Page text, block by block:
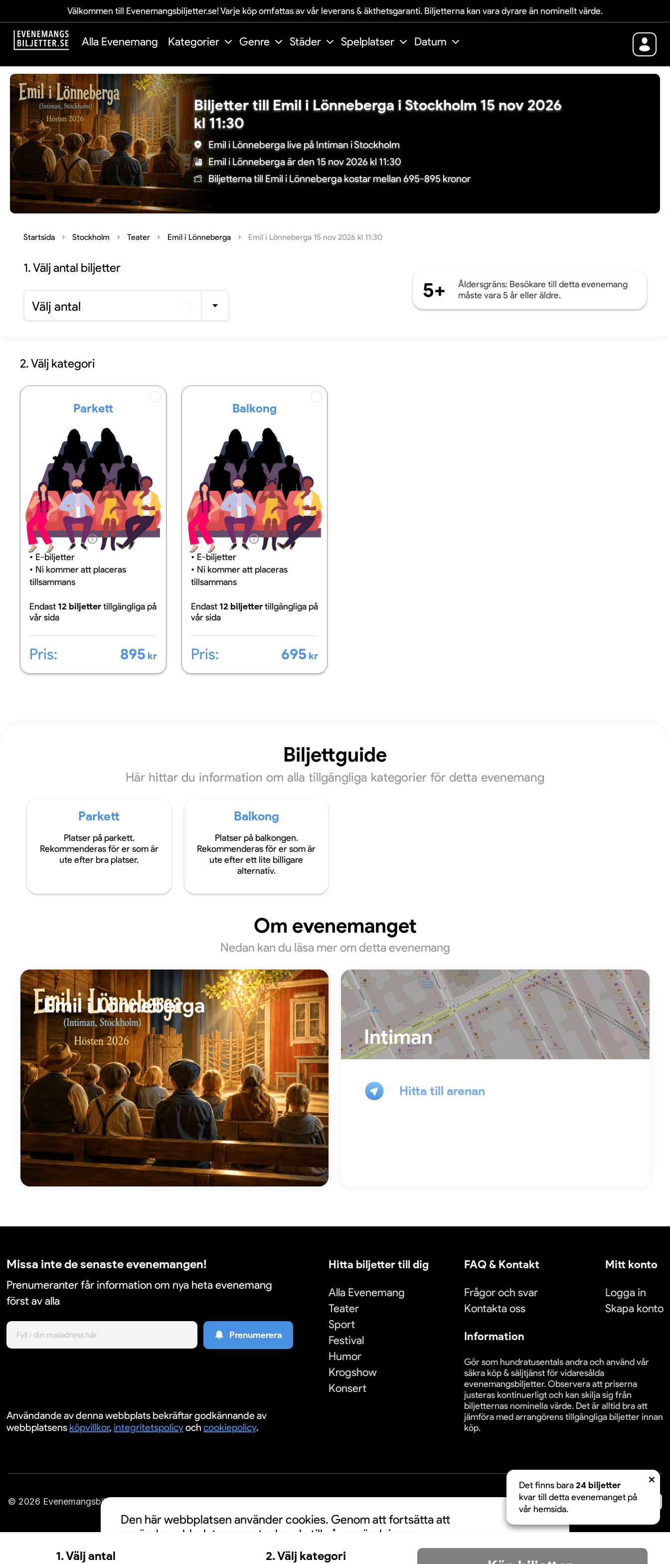
Välkommen till Evenemangsbiljetter.se! Varje köp omfattas av vår leverans & äkthetsgaranti. Biljetterna kan vara dyrare än nominellt värde.
Alla Evenemang Kategorier Genre Städer Spelplatser Datum
Biljetter till Emil i Lönneberga i Stockholm 15 nov 2026
kl 11:30
Emil i Lönneberga live på Intiman i Stockholm
Emil i Lönneberga är den 15 nov 2026 kl 11:30
Biljetterna till Emil i Lönneberga kostar mellan 695-895 kronor
Startsida Stockholm Teater Emil i Lönneberga Emil i Lönneberga 15 nov 2026 kl 11:30
1.Välj antal biljetter
Välj antal
5+
Åldersgräns: Besökare till detta evenemang
måste vara 5 år eller äldre.
2. Välj kategori
Parkett
Information
E-biljetter
Ni kommer att placeras
tillsammans
Endast 12 biljettertillgängliga på
vår sida
Pris: 895 kr
Balkong
Information
E-biljetter
Ni kommer att placeras
tillsammans
Endast 12 biljetter tillgängliga på
vår sida
Pris: 695 kr
Biljettguide
Här hittar du information om alla tillgängliga kategorier för detta evenemang
Parkett
Platser på parkett.
Rekommenderas för er som är
ute efter bra platser.
Balkong
Platser på balkongen.
Rekommenderas för er som är
ute efter ett lite billigare
alternativ.
Om evenemanget
Nedan kan du läsa mer om detta evenemang
Intiman
Hitta till arenan
Emil i Lönneberga
1. Välj antal 2. Välj kategori
Det finns bara24 biljetter
kvar till detta evenemanget på
vår hemsida.
Missa inte de senaste evenemangen!
Prenumeranter får information om nya heta evenemang
först av alla
Prenumerera
Användande av denna webbplats bekräftar godkännande av
webbplatsens köpvillkor, integritetspolicyoch cookiepolicy.
Hitta biljetter till dig
Alla Evenemang
Teater
Sport
Festival
Humor
Krogshow
Konsert
FAQ & Kontakt
Frågor och svar
Kontakta oss
Mitt konto
Logga in
Skapa konto
Information
Gör som hundratusentals andra och använd vår
säkra köp & säljtjänst för vidaresålda
evenemangsbiljetter. Observera att priserna
justeras kontinuerligt och kan skilja sig från
biljetternas nominella värde. Det är alltid bra att
jämföra med arrangörens tillgängliga biljetter innan
köp.
© 2026 Evenemangsbiljetter.se
Den här webbplatsen använder cookies. Genom att fortsätta att
använda webbplatsen samtycker du till vår användning av
cookies och att dina personuppgifter kan användas för
Acceptera